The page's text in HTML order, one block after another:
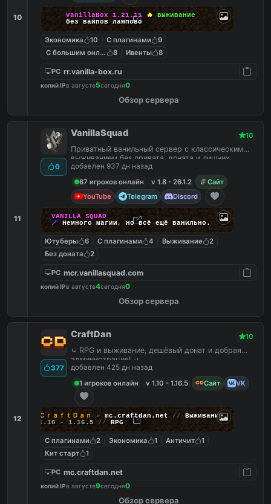
10 VanillaBox 1.21.11 🔥 выживание
без вайпов лампово
Экономика 10 С плагинами
9
С большим онлайном
8 Ивенты 8
PC rr.vanilla-box.ru
копий IPв августе5сегодня0
Обзор сервера
11
0
VanillaSquad 10
Приватный ванильный сервер с классическим
выживанием без привата, доната и лишних
плагинов.
добавлен 937 дн назад
67 игроков онлайн
v 1.8 - 26.1.2
Сайт
YouTube
Telegram Discord
VANILLA SQUAD
🪄 Немного магии, но всё ещё ванильно .
Ютуберы 6 С плагинами 4 Выживание
2
Без доната
2
PC mcr.vanillasquad.com
копий IPв августе4сегодня0
Обзор сервера
12
377
CraftDan 10
⤿ RPG и выживание, дешёвый донат и добрая
администрация! ⤾
добавлен 425 дн назад
1 игроков онлайн
v 1.10 - 1.16.5 Сайт VK
ＣｒａｆｔＤａｎ » mc.craftdan.net // Выживание
1.10 - 1.16.5 // RPG
С плагинами 2 Экономика 1 Античит
1
Кит старт
1
PC mc.craftdan.net
копий IPв августе9сегодня0
Обзор сервера